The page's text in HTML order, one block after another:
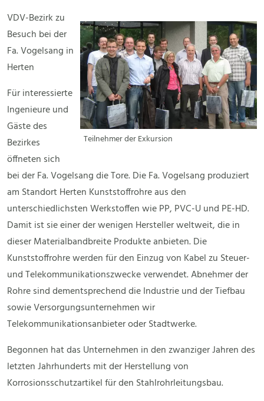
Teilnehmer der Exkursion
VDV-Bezirk zu
Besuch bei der
Fa. Vogelsang in
Herten
Für interessierte
Ingenieure und
Gäste des
Bezirkes
öffneten sich
bei der Fa. Vogelsang die Tore. Die Fa. Vogelsang produziert
am Standort Herten Kunststoffrohre aus den
unterschiedlichsten Werkstoffen wie PP, PVC-U und PE-HD.
Damit ist sie einer der wenigen Hersteller weltweit, die in
dieser Materialbandbreite Produkte anbieten. Die
Kunststoffrohre werden für den Einzug von Kabel zu Steuer-
und Telekommunikationszwecke verwendet. Abnehmer der
Rohre sind dementsprechend die Industrie und der Tiefbau
sowie Versorgungsunternehmen wir
Telekommunikationsanbieter oder Stadtwerke.
Begonnen hat das Unternehmen in den zwanziger Jahren des
letzten Jahrhunderts mit der Herstellung von
Korrosionsschutzartikel für den Stahlrohrleitungsbau.